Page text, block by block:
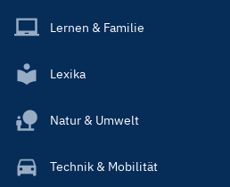
Lernen & Familie
Lexika
Natur & Umwelt
Technik & Mobilität